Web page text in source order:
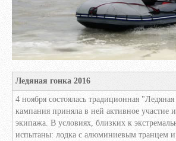
Ледяная гонка 2016
4 ноября состоялась традиционная
кампания приняла в ней активное участие
экипажа. В условиях, близких к
испытаны: лодка с алюминиевым транцем и